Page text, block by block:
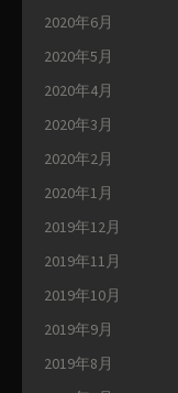
2020年6月
2020年5月
2020年4月
2020年3月
2020年2月
2020年1月
2019年12月
2019年11月
2019年10月
2019年9月
2019年8月